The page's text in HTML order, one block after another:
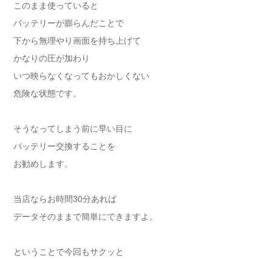
このまま使っていると
バッテリーが膨らんだことで
下から無理やり画面を持ち上げて
かなりの圧が加わり
いつ映らなくなってもおかしくない
危険な状態です。
そうなってしまう前に早い目に
バッテリー交換することを
お勧めします。
当店ならお時間30分あれば
データそのままで簡単にできますよ。
ということで今回もサクッと